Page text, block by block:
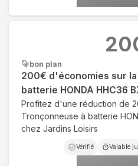
bon plan
200€ d'économies sur
batterie HONDA HHC36
Profitez d'une réduction de
Tronçonneuse à batterie
chez Jardins Loisirs
Vérifié Valable